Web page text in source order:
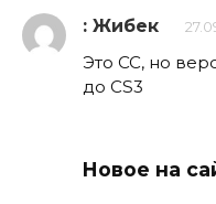
: Жибек
Это CC, но
до CS3
Новое на